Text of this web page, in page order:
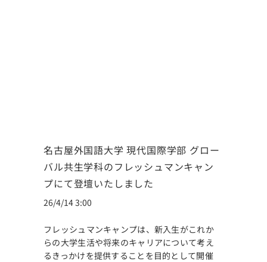
名古屋外国語大学 現代国際学部 グロー
バル共生学科のフレッシュマンキャン
プにて登壇いたしました
26/4/14 3:00
フレッシュマンキャンプは、新入生がこれか
らの大学生活や将来のキャリアについて考え
るきっかけを提供することを目的として開催